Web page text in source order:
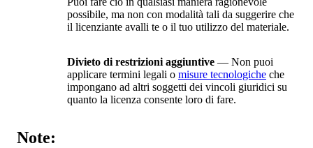
possibile, ma non con modalità tali da suggerire che
il licenziante avalli te o il tuo utilizzo del materiale.
Divieto di restrizioni aggiuntive — Non puoi
applicare termini legali o misure tecnologiche che
impongano ad altri soggetti dei vincoli giuridici su
quanto la licenza consente loro di fare.
Note: